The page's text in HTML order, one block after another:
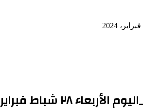
٢٨ شباط فبراير 2024